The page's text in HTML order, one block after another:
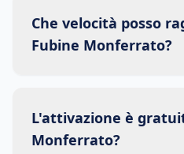
Che velocità posso
Fubine Monferrato?
L'attivazione è
Monferrato?